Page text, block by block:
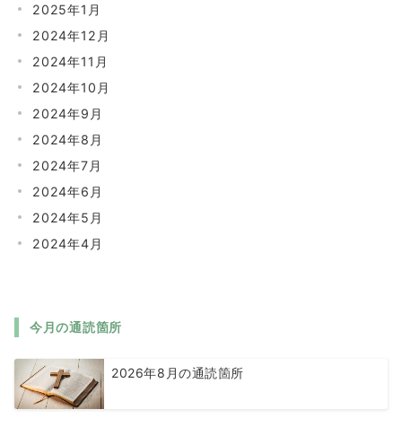
2025年1月
2024年12月
2024年11月
2024年10月
2024年9月
2024年8月
2024年7月
2024年6月
2024年5月
2024年4月
今月の通読箇所
2026年8月の通読箇所